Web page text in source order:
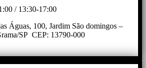
/ 13:30-17:00
Águas, 100, Jardim São domingos –
SP CEP: 13790-000